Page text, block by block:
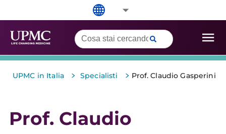
UPMC in Italia > Specialisti > Prof. Claudio Gasperini
Prof. Claudio